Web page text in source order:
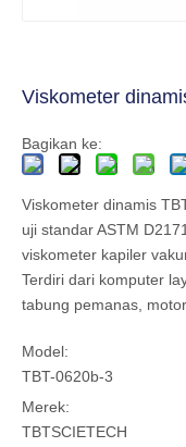
Viskometer
Bagikan ke:
Viskometer dinamis
uji standar ASTM
viskometer kapiler
Terdiri dari komputer
tabung pemanas,
Model:
TBT-0620b-3
Merek:
TBTSCIETECH